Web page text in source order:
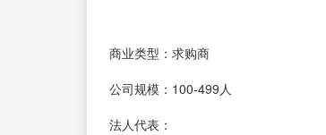
商业类型：求购商
公司规模：100-499人
法人代表：